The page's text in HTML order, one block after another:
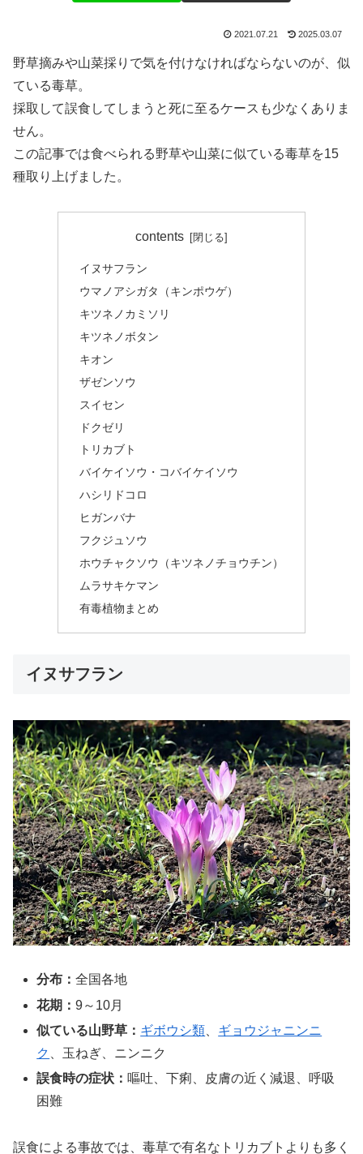
2021.07.21 2025.03.07
野草摘みや山菜採りで気を付けなければならないのが、似
ている毒草。
採取して誤食してしまうと死に至るケースも少なくありま
せん。
この記事では食べられる野草や山菜に似ている毒草を15
種取り上げました。
contents
イヌサフラン
ウマノアシガタ（キンポウゲ）
キツネノカミソリ
キツネノボタン
キオン
ザゼンソウ
スイセン
ドクゼリ
トリカブト
バイケイソウ・コバイケイソウ
ハシリドコロ
ヒガンバナ
フクジュソウ
ホウチャクソウ（キツネノチョウチン）
ムラサキケマン
有毒植物まとめ
イヌサフラン
分布：全国各地
花期：9～10月
似ている山野草： ギボウシ類
ギョウジャニンニ
ク
、玉ねぎ、ニンニク
誤食時の症状： 嘔吐、下痢、皮膚の近く減退、呼吸
困難
誤食による事故では、毒草で有名なトリカブトよりも多く